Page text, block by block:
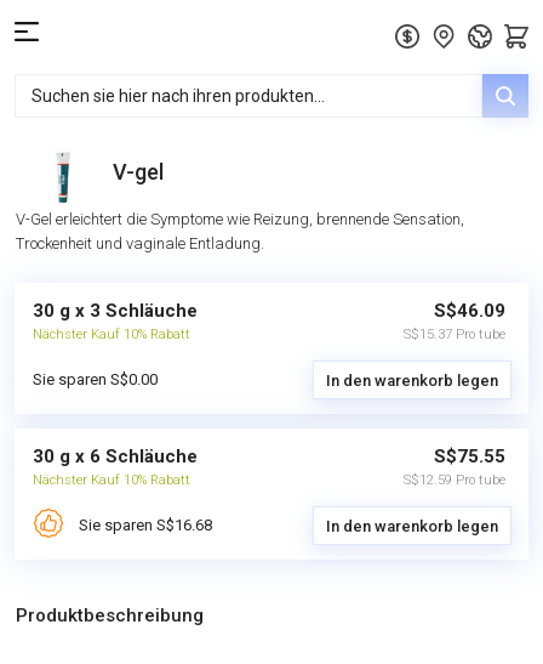
V-gel
V-Gel erleichtert die Symptome wie Reizung, brennende Sensation,
Trockenheit und vaginale Entladung.
30 g x 3 Schläuche
Nächster Kauf 10% Rabatt
S$46.09
S$15.37 Pro tube
Sie sparen S$0.00 In den warenkorb legen
30 g x 6 Schläuche
Nächster Kauf 10% Rabatt
S$75.55
S$12.59 Pro tube
Sie sparen S$16.68 In den warenkorb legen
Produktbeschreibung